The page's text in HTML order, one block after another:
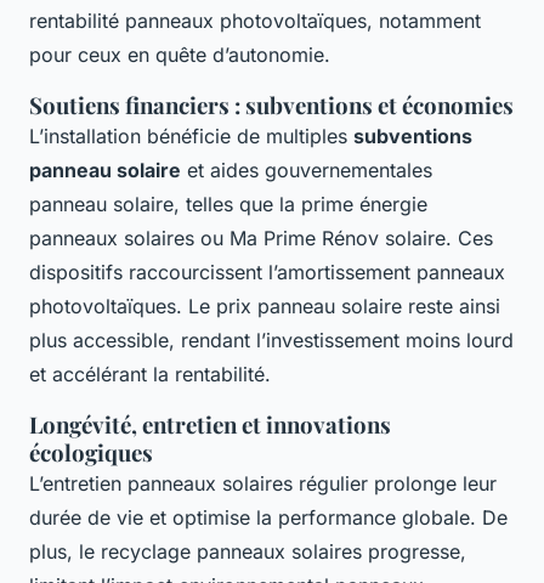
rentabilité panneaux photovoltaïques, notamment
pour ceux en quête d’autonomie.
Soutiens financiers : subventions et économies
L’installation bénéficie de multiples subventions
panneau solaire et aides gouvernementales
panneau solaire, telles que la prime énergie
panneaux solaires ou Ma Prime Rénov solaire. Ces
dispositifs raccourcissent l’amortissement panneaux
photovoltaïques. Le prix panneau solaire reste ainsi
plus accessible, rendant l’investissement moins lourd
et accélérant la rentabilité.
Longévité, entretien et innovations
écologiques
L’entretien panneaux solaires régulier prolonge leur
durée de vie et optimise la performance globale. De
plus, le recyclage panneaux solaires progresse,